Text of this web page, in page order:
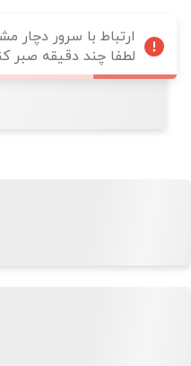
ارتباط با سرور
لطفا چند دقیقه صبر